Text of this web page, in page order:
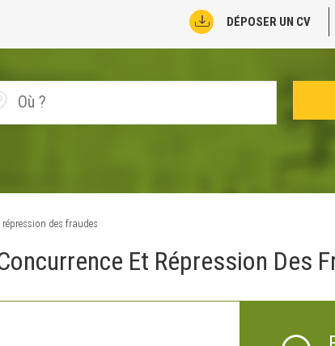
DÉPOSER UN CV
des fraudes
Et Répression Des